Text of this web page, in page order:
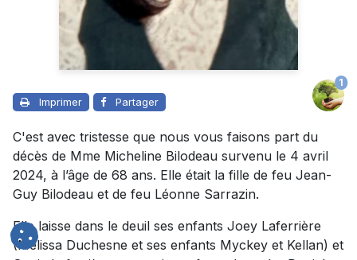
Imprimer Partager
1
C'est avec tristesse que nous vous faisons part du
décès de Mme Micheline Bilodeau survenu le 4 avril
2024, à l’âge de 68 ans. Elle était la fille de feu Jean-
Guy Bilodeau et de feu Léonne Sarrazin.
Elle laisse dans le deuil ses enfants Joey Laferrière
(Mélissa Duchesne et ses enfants Myckey et Kellan) et